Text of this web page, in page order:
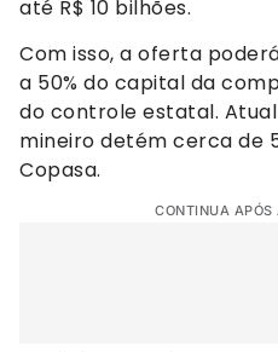
até R$ 10 bilhões.
Com isso, a oferta
a 50% do capital da
do controle estatal.
mineiro detém cerca de
Copasa.
CONTINUA APÓS